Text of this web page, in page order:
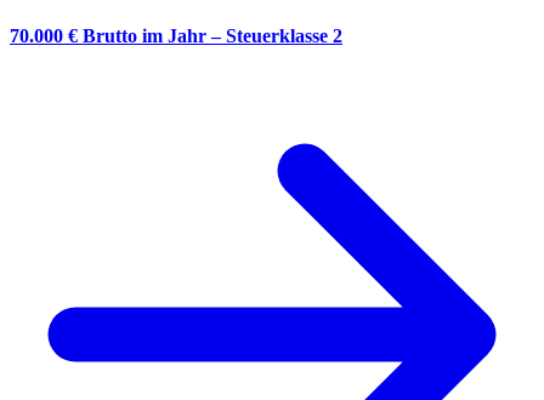
70.000 € Brutto im Jahr – Steuerklasse 2